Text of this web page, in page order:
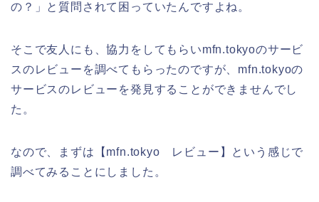
の？」と質問されて困っていたんですよね。
そこで友人にも、協力をしてもらいmfn.tokyoのサービ
スのレビューを調べてもらったのですが、mfn.tokyoの
サービスのレビューを発見することができませんでし
た。
なので、まずは【mfn.tokyo レビュー】という感じで
調べてみることにしました。